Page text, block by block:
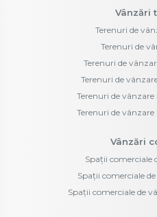
Vânzări
Terenuri de
Terenuri de
Terenuri de
Terenuri de
Terenuri de
Terenuri de
Vânzări
Spații comerciale
Spații comerciale
Spații comerciale de